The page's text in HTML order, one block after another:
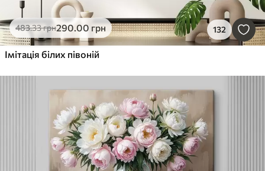
483.33грн290.00 грн 132
Імітація білих півоній